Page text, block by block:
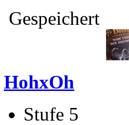
Gespeichert
HohxOh
Stufe 5